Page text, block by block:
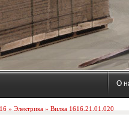
О
» Электрика » Вилка 1616.21.01.020